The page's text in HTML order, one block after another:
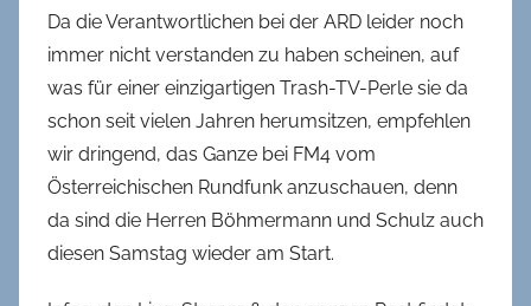
Da die Verantwortlichen bei der ARD leider noch
immer nicht verstanden zu haben scheinen, auf
was für einer einzigartigen Trash-TV-Perle sie da
schon seit vielen Jahren herumsitzen, empfehlen
wir dringend, das Ganze bei FM4 vom
Österreichischen Rundfunk anzuschauen, denn
da sind die Herren Böhmermann und Schulz auch
diesen Samstag wieder am Start.